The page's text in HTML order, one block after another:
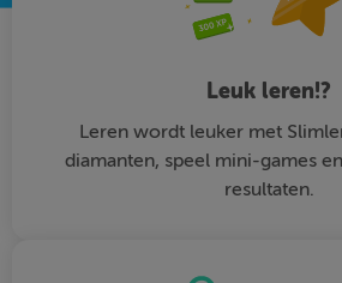
Leuk leren!?
Leren wordt leuker met
diamanten, speel mini-games
resultaten.